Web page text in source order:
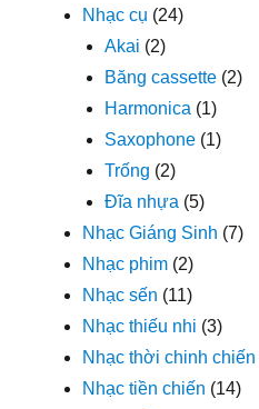
Nhạc cụ (24)
Akai (2)
Băng cassette (2)
Harmonica (1)
Saxophone (1)
Trống (2)
Đĩa nhựa (5)
Nhạc Giáng Sinh (7)
Nhạc phim (2)
Nhạc sến (11)
Nhạc thiếu nhi (3)
Nhạc thời chinh chiến
Nhạc tiền chiến (14)